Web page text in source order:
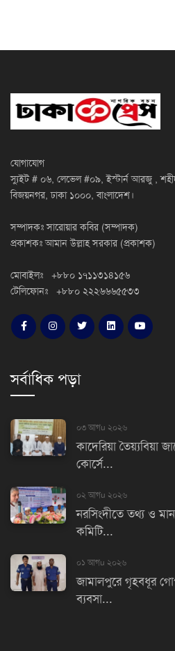
যোগাযোগ
স্যুইট # ০৬, লেভেল #০৯, ইস্টার্ন আরজু ,
বিজয়নগর, ঢাকা ১০০০, বাংলাদেশ।
সম্পাদকঃ সারোয়ার কবির (সম্পাদক)
প্রকাশকঃ আমান উল্লাহ সরকার (প্রকাশক)
মোবাইলঃ +৮৮০ ১৭১১৩১৪১৫৬
টেলিফোনঃ +৮৮০ ২২২৬৬৬৫৫৩৩
সর্বাধিক পড়া
০৩ আগu ২০২৬
কাদেরিয়া তৈয়্যবিয়া
কোর্সে...
০২ আগu ২০২৬
নরসিংদীতে তথ্য ও
কমিটি...
০১ আগu ২০২৬
জামালপুরে গৃহবধূর
ব্যবসা...